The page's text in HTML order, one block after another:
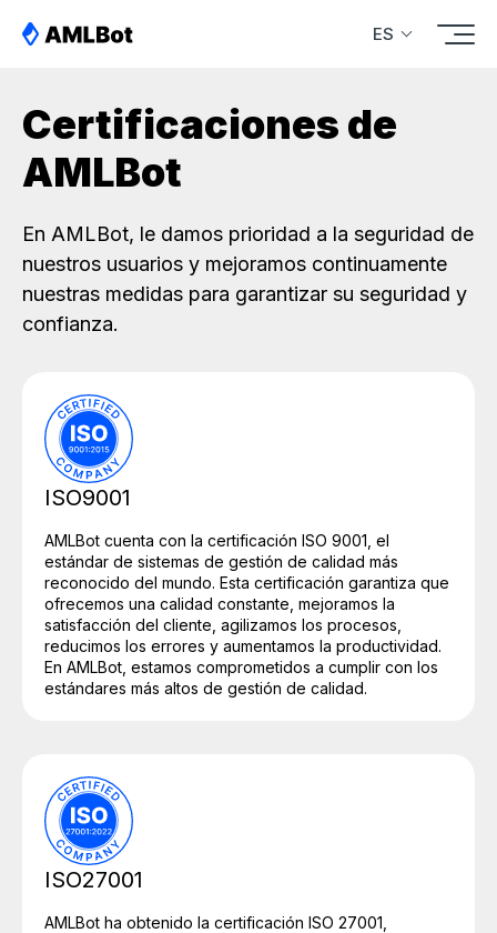
ES
Certificaciones de
AMLBot
En AMLBot, le damos prioridad a la seguridad de
nuestros usuarios y mejoramos continuamente
nuestras medidas para garantizar su seguridad y
confianza.
ISO9001
AMLBot cuenta con la certificación ISO 9001, el
estándar de sistemas de gestión de calidad más
reconocido del mundo. Esta certificación garantiza que
ofrecemos una calidad constante, mejoramos la
satisfacción del cliente, agilizamos los procesos,
reducimos los errores y aumentamos la productividad.
En AMLBot, estamos comprometidos a cumplir con los
estándares más altos de gestión de calidad.
ISO27001
AMLBot ha obtenido la certificación ISO 27001,